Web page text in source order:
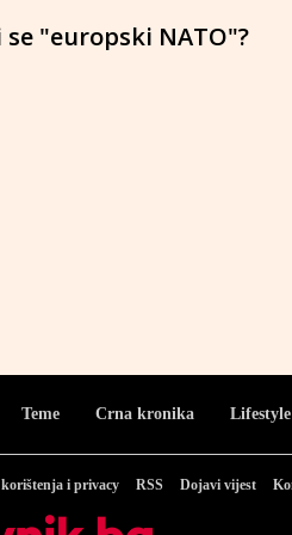
"europski NATO"?
Teme Crna kronika Lifestyle
i privacy RSS Dojavi vijest